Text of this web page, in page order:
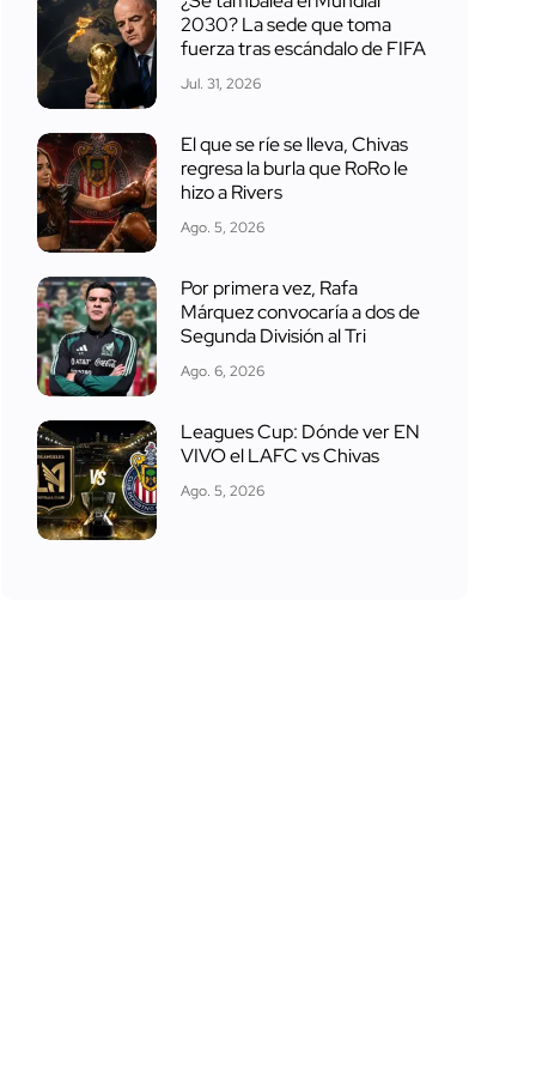
2030? La sede que toma
fuerza tras escándalo de FIFA
Jul. 31, 2026
El que se ríe se lleva, Chivas
regresa la burla que RoRo le
hizo a Rivers
Ago. 5, 2026
Por primera vez, Rafa
Márquez convocaría a dos de
Segunda División al Tri
Ago. 6, 2026
Leagues Cup: Dónde ver EN
VIVO el LAFC vs Chivas
Ago. 5, 2026